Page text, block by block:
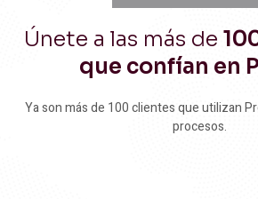
Únete a las más de
que confían en
Ya son más de 100 clientes que utilizan
procesos.